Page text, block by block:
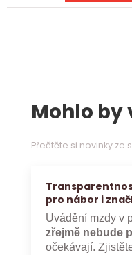
Mohlo by
Přečtěte si novinky
pro nábor i
Uvádění mzdy v
zřejmě nebude
očekávají.